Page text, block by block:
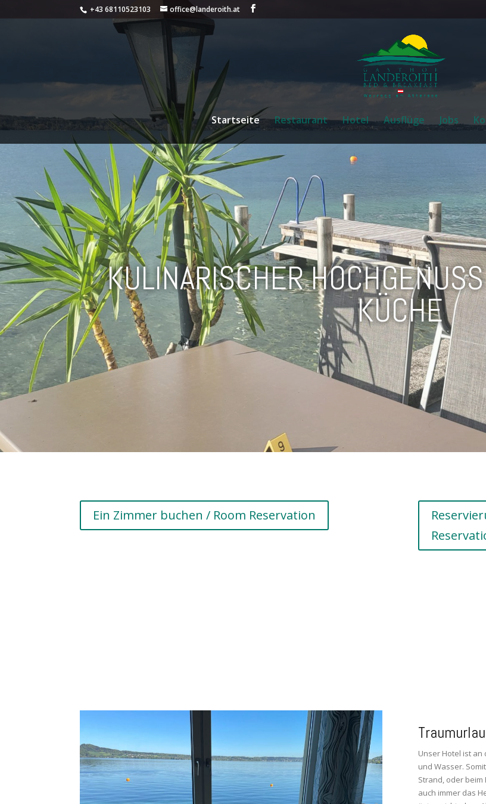
+43 68110523103 office@landeroith.at
Startseite Restaurant Hotel Ausflüge Jobs
URLAUB WIE
Ein Zimmer buchen / Room Reservation
Unser Hotel ist
und Wasser.
Strand, oder beim
auch immer das